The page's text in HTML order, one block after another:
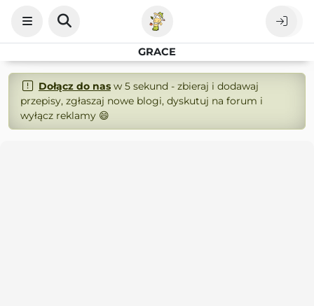
GRACE
Dołącz do nasw 5 sekund - zbieraj i dodawaj
przepisy, zgłaszaj nowe blogi, dyskutuj na forum i
wyłącz reklamy 😄